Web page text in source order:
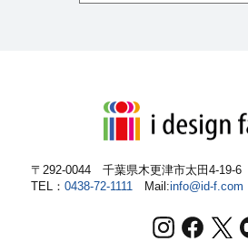
〒292-0044 千葉県木更津市太田4-19-6
TEL： 0438-72-1111 Mail:info@id-f.com